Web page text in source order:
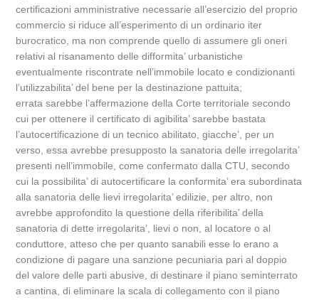
certificazioni amministrative necessarie all’esercizio del proprio
commercio si riduce all’esperimento di un ordinario iter
burocratico, ma non comprende quello di assumere gli oneri
relativi al risanamento delle difformita’ urbanistiche
eventualmente riscontrate nell’immobile locato e condizionanti
l’utilizzabilita’ del bene per la destinazione pattuita;
errata sarebbe l’affermazione della Corte territoriale secondo
cui per ottenere il certificato di agibilita’ sarebbe bastata
l’autocertificazione di un tecnico abilitato, giacche’, per un
verso, essa avrebbe presupposto la sanatoria delle irregolarita’
presenti nell’immobile, come confermato dalla CTU, secondo
cui la possibilita’ di autocertificare la conformita’ era subordinata
alla sanatoria delle lievi irregolarita’ edilizie, per altro, non
avrebbe approfondito la questione della riferibilita’ della
sanatoria di dette irregolarita’, lievi o non, al locatore o al
conduttore, atteso che per quanto sanabili esse lo erano a
condizione di pagare una sanzione pecuniaria pari al doppio
del valore delle parti abusive, di destinare il piano seminterrato
a cantina, di eliminare la scala di collegamento con il piano